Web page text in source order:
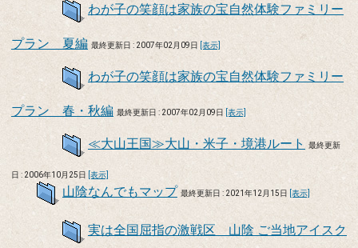
わが子の笑顔は家族の宝自然体験ファミリー
プラン 夏編 最終更新日 : 2007年02月09日 [表示]
わが子の笑顔は家族の宝自然体験ファミリー
プラン 春・秋編 最終更新日 : 2007年02月09日 [表示]
≪大山王国≫大山・米子・境港ルート 最終更新
日 : 2006年10月25日 [表示]
山陰なんでもマップ 最終更新日 : 2021年12月15日 [表示]
実は全国屈指の激戦区 山陰 ご当地アイスク